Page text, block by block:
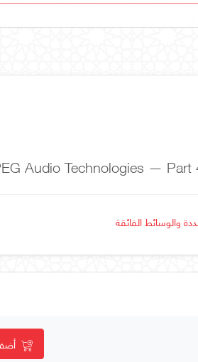
Audio Technologies — Part
والوسائط الفائقة